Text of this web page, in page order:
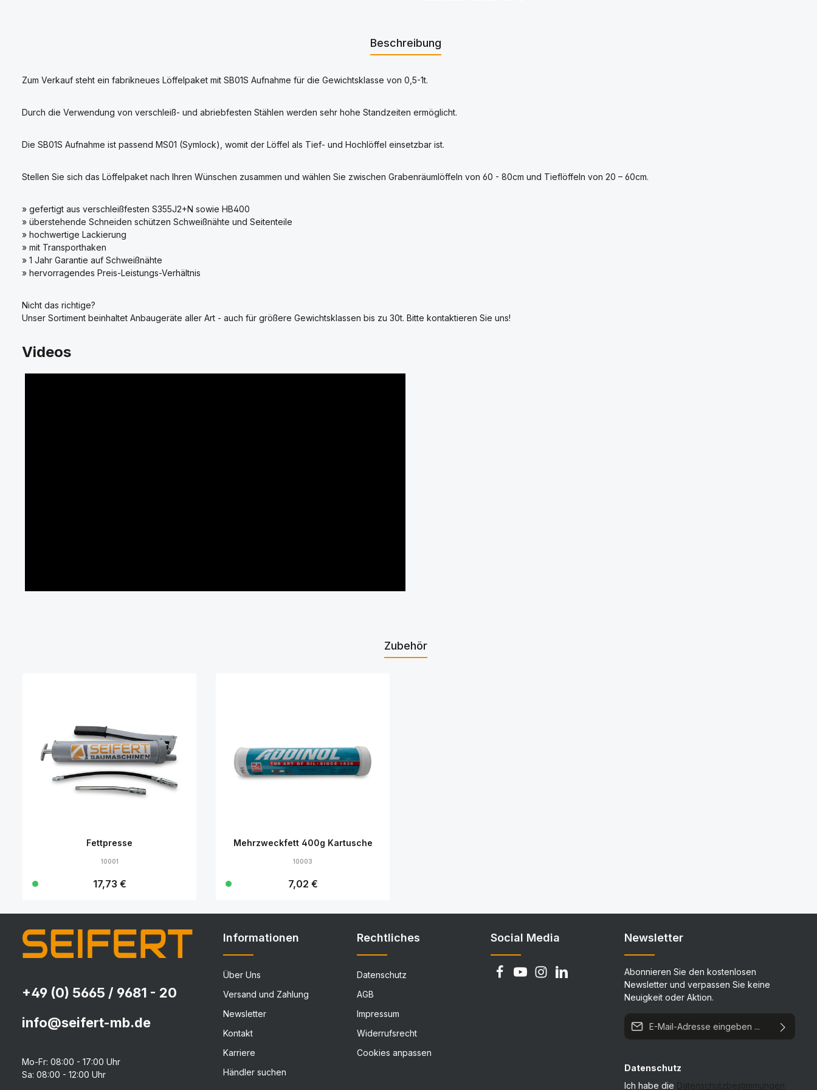
Beschreibung
Zum Verkauf steht ein fabrikneues Löffelpaket mit SB01S Aufnahme für die Gewichtsklasse von 0,5-1t.
Durch die Verwendung von verschleiß- und abriebfesten Stählen werden sehr hohe Standzeiten ermöglicht.
Die SB01S Aufnahme ist passend MS01 (Symlock), womit der Löffel als Tief- und Hochlöffel einsetzbar ist.
Stellen Sie sich das Löffelpaket nach Ihren Wünschen zusammen und wählen Sie zwischen Grabenräumlöffeln von 60 - 80cm und Tieflöffeln von 20 – 60cm.
» gefertigt aus verschleißfesten S355J2+N sowie HB400
» überstehende Schneiden schützen Schweißnähte und Seitenteile
» hochwertige Lackierung
» mit Transporthaken
» 1 Jahr Garantie auf Schweißnähte
» hervorragendes Preis-Leistungs-Verhältnis
Nicht das richtige?
Unser Sortiment beinhaltet Anbaugeräte aller Art - auch für größere Gewichtsklassen bis zu 30t. Bitte kontaktieren Sie uns!
Videos
Zubehör
Fettpresse
10001
Regulärer Preis:
17,73 €
Mehrzweckfett 400g Kartusche
10003
Regulärer Preis:
7,02 €
+49 (0) 5665 / 9681 - 20
info@seifert-mb.de
Mo-Fr: 08:00 - 17:00 Uhr
Sa: 08:00 - 12:00 Uhr
Informationen
Über Uns
Versand und Zahlung
Newsletter
Kontakt
Karriere
Händler suchen
Rechtliches
Datenschutz
AGB
Impressum
Widerrufsrecht
Cookies anpassen
Social Media Newsletter
Abonnieren Sie den kostenlosen
Newsletter und verpassen Sie keine
Neuigkeit oder Aktion.
E-Mail-Adresse*
Datenschutz
Ich habe die Datenschutzbestimmungen